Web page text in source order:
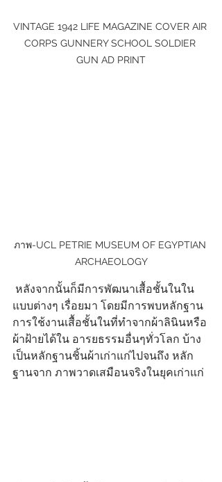
VINTAGE 1942 LIFE MAGAZINE COVER AIR
CORPS GUNNERY SCHOOL SOLDIER
GUN AD PRINT
ภาพ-UCL PETRIE MUSEUM OF EGYPTIAN
ARCHAEOLOGY
แบบต่างๆ เรื่อยมา โดยมีการพบหลักฐาน
การใช้งานเสื้อชั้นในที่ทำจากผ้าลินินหรือ
ผ้าฝ้ายได้ใน อารยธรรมอื่นๆทั่วโลก บ้าง
เป็นหลักฐานชิ้นผ้าเก่าแก่ไปจนถึง หลัก
ฐานจาก ภาพวาดเสมือนจริงในยุคเก่าแก่